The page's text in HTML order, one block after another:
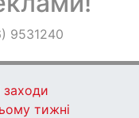
9531240
заходи
тижні